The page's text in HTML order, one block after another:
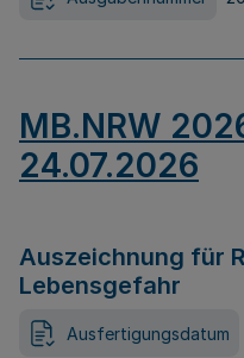
MB.NRW
24.07.2026
Auszeichnung für
Lebensgefahr
Ausfertigungsdatum